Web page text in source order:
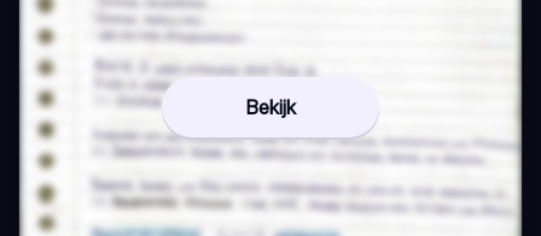
Bekijk